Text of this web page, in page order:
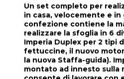
Un set completo per
in casa, velocemente e
confezione contiene la
realizzare la sfoglia in 6
Imperia Duplex per 2 tipi
fettuccine, il nuovo
la nuova Staffa-guida).
montato ad innesto sulla